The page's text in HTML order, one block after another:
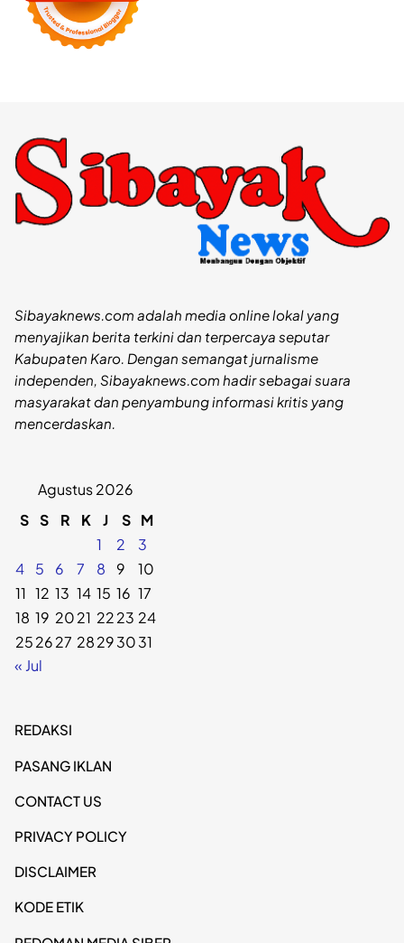
Sibayaknews.com adalah media online lokal yang
menyajikan berita terkini dan terpercaya seputar
Kabupaten Karo. Dengan semangat jurnalisme
independen, Sibayaknews.com hadir sebagai suara
masyarakat dan penyambung informasi kritis yang
mencerdaskan.
Agustus 2026
S S R K J S M
1
2
3
4
5 6 7 8 9
10
11 12 13 14 15 16 17
18 19 2021 2223 24
252627 28293031
« Jul
REDAKSI
PASANG IKLAN
CONTACT US
PRIVACY POLICY
DISCLAIMER
KODE ETIK